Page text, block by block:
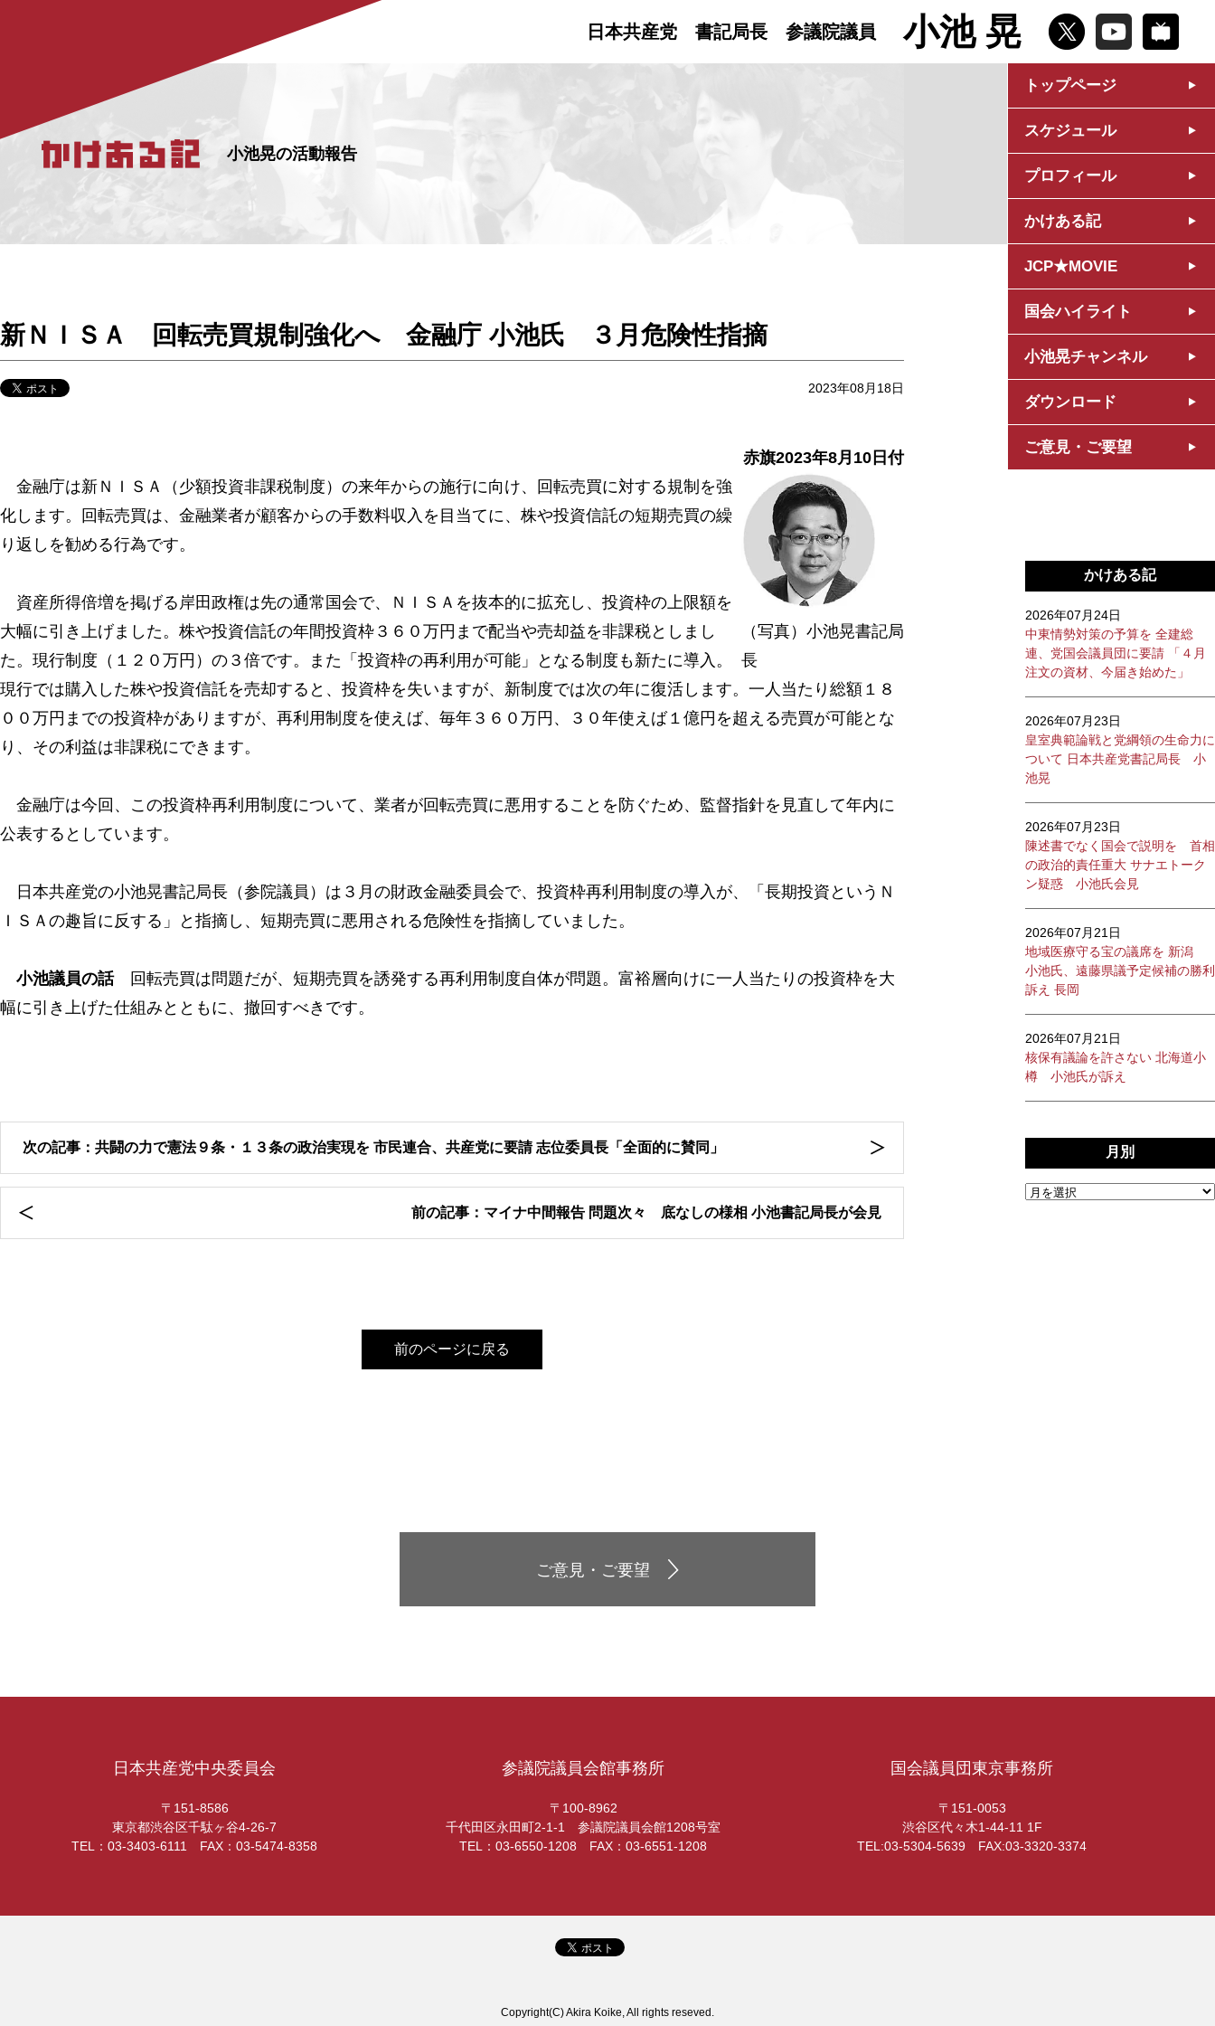
日本共産党 書記局長 参議院議員 小池 晃
トップページ
スケジュール
プロフィール
かけある記
JCP★MOVIE
国会ハイライト
小池晃チャンネル
ダウンロード
ご意見・ご要望
小池晃の活動報告
新ＮＩＳＡ 回転売買規制強化へ 金融庁 小池氏 ３月危険性指摘
2023年08月18日
赤旗2023年8月10日付
（写真）小池晃書記局
長
金融庁は新ＮＩＳＡ（少額投資非課税制度）の来年からの施行に向け、回転売買に対する規制を強
化します。回転売買は、金融業者が顧客からの手数料収入を目当てに、株や投資信託の短期売買の繰
り返しを勧める行為です。
資産所得倍増を掲げる岸田政権は先の通常国会で、ＮＩＳＡを抜本的に拡充し、投資枠の上限額を
大幅に引き上げました。株や投資信託の年間投資枠３６０万円まで配当や売却益を非課税としまし
た。現行制度（１２０万円）の３倍です。また「投資枠の再利用が可能」となる制度も新たに導入。
現行では購入した株や投資信託を売却すると、投資枠を失いますが、新制度では次の年に復活します。一人当たり総額１８
００万円までの投資枠がありますが、再利用制度を使えば、毎年３６０万円、３０年使えば１億円を超える売買が可能とな
り、その利益は非課税にできます。
金融庁は今回、この投資枠再利用制度について、業者が回転売買に悪用することを防ぐため、監督指針を見直して年内に
公表するとしています。
日本共産党の小池晃書記局長（参院議員）は３月の財政金融委員会で、投資枠再利用制度の導入が、「長期投資というＮ
ＩＳＡの趣旨に反する」と指摘し、短期売買に悪用される危険性を指摘していました。
小池議員の話回転売買は問題だが、短期売買を誘発する再利用制度自体が問題。富裕層向けに一人当たりの投資枠を大
幅に引き上げた仕組みとともに、撤回すべきです。
次の記事：共闘の力で憲法９条・１３条の政治実現を 市民連合、共産党に要請 志位委員長「全面的に賛同」
前の記事：マイナ中間報告 問題次々 底なしの様相 小池書記局長が会見
前のページに戻る
かけある記
2026年07月24日
中東情勢対策の予算を 全建総
連、党国会議員団に要請 「４月
注文の資材、今届き始めた」
2026年07月23日
皇室典範論戦と党綱領の生命力に
ついて 日本共産党書記局長 小
池晃
2026年07月23日
陳述書でなく国会で説明を 首相
の政治的責任重大 サナエトーク
ン疑惑 小池氏会見
2026年07月21日
地域医療守る宝の議席を 新潟
小池氏、遠藤県議予定候補の勝利
訴え 長岡
2026年07月21日
核保有議論を許さない 北海道小
樽 小池氏が訴え
月別
ご意見・ご要望
日本共産党中央委員会
〒151-8586
東京都渋谷区千駄ヶ谷4-26-7
TEL：03-3403-6111 FAX：03-5474-8358
参議院議員会館事務所
〒100-8962
千代田区永田町2-1-1 参議院議員会館1208号室
TEL：03-6550-1208 FAX：03-6551-1208
国会議員団東京事務所
〒151-0053
渋谷区代々木1-44-11 1F
TEL:03-5304-5639 FAX:03-3320-3374
Copyright(C) Akira Koike, All rights reseved.